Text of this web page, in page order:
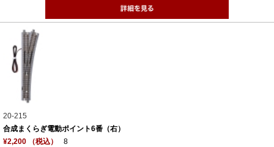
20-215
合成まくらぎ電動ポイント6番（右）
¥2,200 （税込）
8